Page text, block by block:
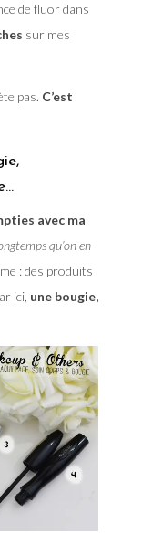
de fluor dans
sur mes
pas. C’est
avec ma
qu’on en
: des produits
ici, une bougie,